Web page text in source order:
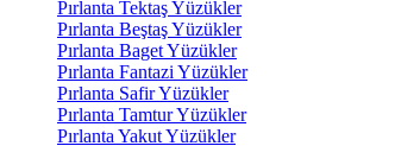
Pırlanta Tektaş Yüzükler
Pırlanta Beştaş Yüzükler
Pırlanta Baget Yüzükler
Pırlanta Fantazi Yüzükler
Pırlanta Safir Yüzükler
Pırlanta Tamtur Yüzükler
Pırlanta Yakut Yüzükler